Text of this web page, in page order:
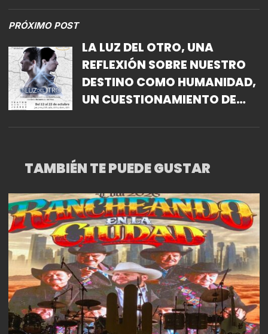
PRÓXIMO POST
​LA LUZ DEL OTRO, UNA
REFLEXIÓN SOBRE NUESTRO
DESTINO COMO HUMANIDAD,
UN CUESTIONAMIENTO DE
TAMBIÉN TE PUEDE GUSTAR